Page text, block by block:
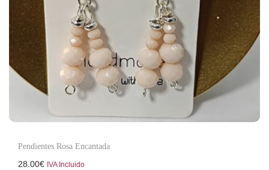
Pendientes Rosa Encantada
28.00€ IVA Incluido